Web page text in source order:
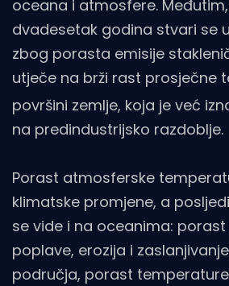
oceana i atmosfere.
dvadesetak godina stvari se
zbog porasta emisije
utječe na brži rast prosječne
površini zemlje, koja je već
na predindustrijsko razdoblje.
Porast atmosferske
klimatske promjene, a
se vide i na oceanima:
poplave, erozija i
područja, porast